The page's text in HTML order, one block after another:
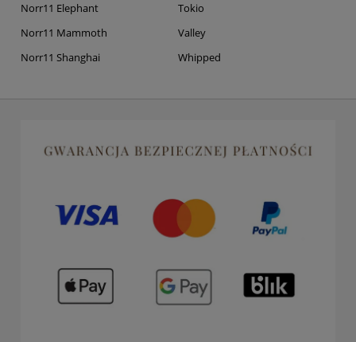
Norr11 Elephant
Norr11 Mammoth
Norr11 Shanghai
Tokio
Valley
Whipped